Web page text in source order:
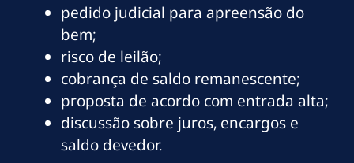
pedido judicial para apreensão do
bem;
risco de leilão;
cobrança de saldo remanescente;
proposta de acordo com entrada alta;
discussão sobre juros, encargos e
saldo devedor.